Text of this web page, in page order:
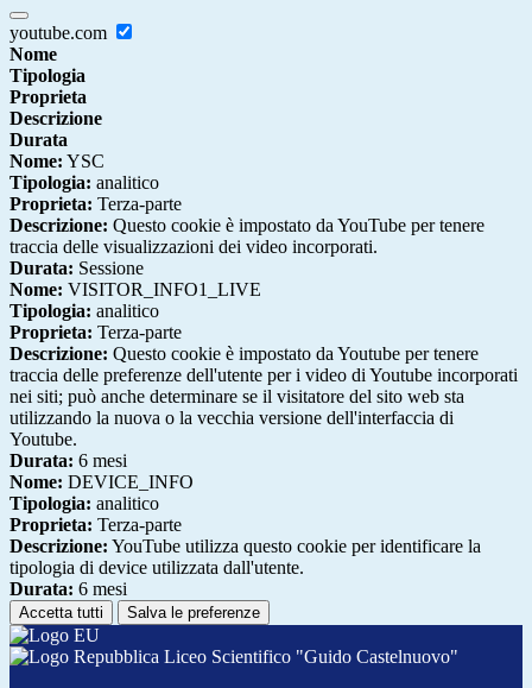
youtube.com
Nome
Tipologia
Proprieta
Descrizione
Durata
Nome: YSC
Tipologia: analitico
Proprieta: Terza-parte
Descrizione: Questo cookie è impostato da YouTube per tenere
traccia delle visualizzazioni dei video incorporati.
Durata: Sessione
Nome: VISITOR_INFO1_LIVE
Tipologia: analitico
Proprieta: Terza-parte
Descrizione: Questo cookie è impostato da Youtube per tenere
traccia delle preferenze dell'utente per i video di Youtube incorporati
nei siti; può anche determinare se il visitatore del sito web sta
utilizzando la nuova o la vecchia versione dell'interfaccia di
Youtube.
Durata: 6 mesi
Nome: DEVICE_INFO
Tipologia: analitico
Proprieta: Terza-parte
Descrizione: YouTube utilizza questo cookie per identificare la
tipologia di device utilizzata dall'utente.
Durata: 6 mesi
Accetta tutti Salva le preferenze
Liceo Scientifico "Guido Castelnuovo"